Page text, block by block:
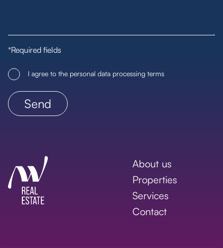
*Required fields
I agree to the personal data processing terms
About us
Properties
Services
Contact